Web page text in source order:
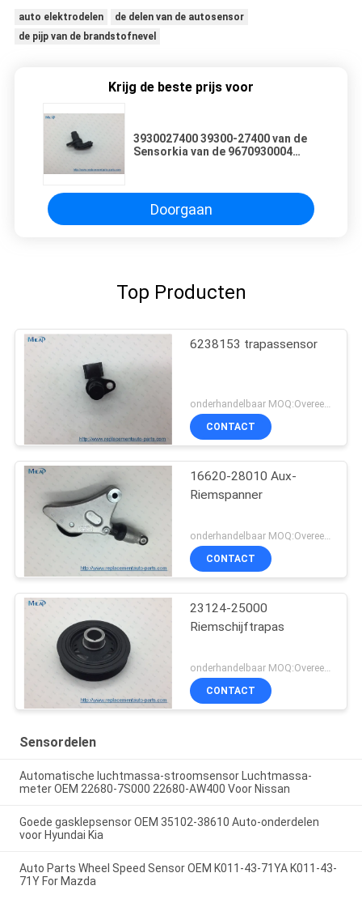
auto elektrodelen
de delen van de autosensor
de pijp van de brandstofnevel
Krijg de beste prijs voor
3930027400 39300-27400 van de
Sensorkia van de 9670930004
Doorgaan
Top Producten
6238153 trapassensor
onderhandelbaar MOQ:Overeen te komen
CONTACT
16620-28010 Aux-
Riemspanner
CONTACT
23124-25000
Riemschijftrapas
CONTACT
Sensordelen
Automatische luchtmassa-stroomsensor Luchtmassa-
meter OEM 22680-7S000 22680-AW400 Voor Nissan
Goede gasklepsensor OEM 35102-38610 Auto-onderdelen
voor Hyundai Kia
Auto Parts Wheel Speed Sensor OEM K011-43-71YA K011-43-
71Y For Mazda